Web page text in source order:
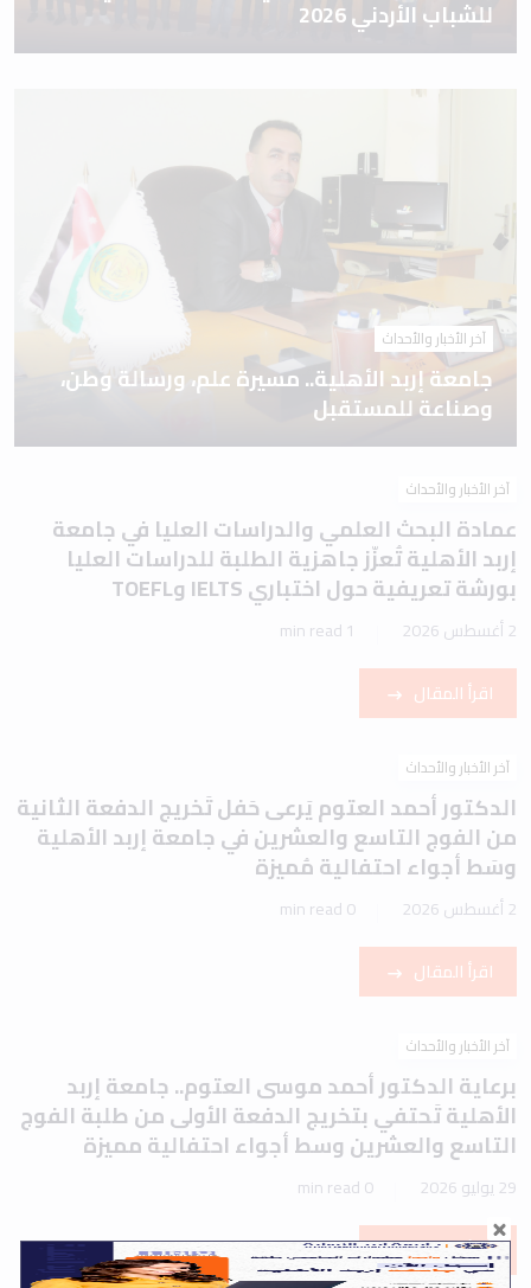
للشباب الأردني 2026
آخر الأخبار والأحداث
جامعة إربد الأهلية.. مسيرة علم، ورسالة وطن،
وصناعة للمستقبل
آخر الأخبار والأحداث
عمادة البحث العلمي والدراسات العليا في جامعة
إربد الأهلية تُعزّز جاهزية الطلبة للدراسات العليا
بورشة تعريفية حول اختباري IELTS وTOEFL
2 أغسطس 2026 1 min read
اقرأ المقال
آخر الأخبار والأحداث
الدكتور أحمد العتوم يَرعى حَفل تَخريج الدفعة الثانية
من الفوج التاسع والعشرين في جامعة إربد الأهلية
وسَط أجواء احتفالية مُميزة
2 أغسطس 2026 0 min read
اقرأ المقال
آخر الأخبار والأحداث
برعاية الدكتور أحمد موسى العتوم.. جامعة إربد
الأهلية تَحتفي بتخريج الدفعة الأولى من طلبة الفوج
التاسع والعشرين وسط أجواء احتفالية مميزة
29 يوليو 2026 0 min read
اقرأ المقال